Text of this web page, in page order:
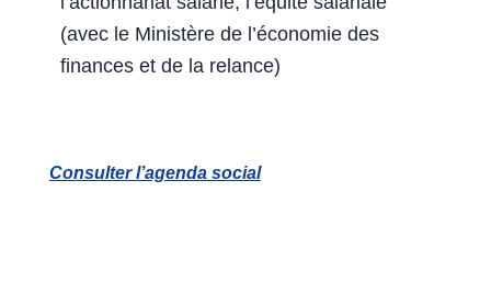
(avec le Ministère de l’économie des
finances et de la relance)
Consulter l’agenda social